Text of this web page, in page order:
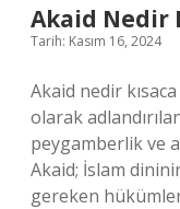
Akaid Nedir
Tarih: Kasım 16, 2024
Akaid nedir kısaca
olarak
peygamberlik ve
Akaid; İslam
gereken